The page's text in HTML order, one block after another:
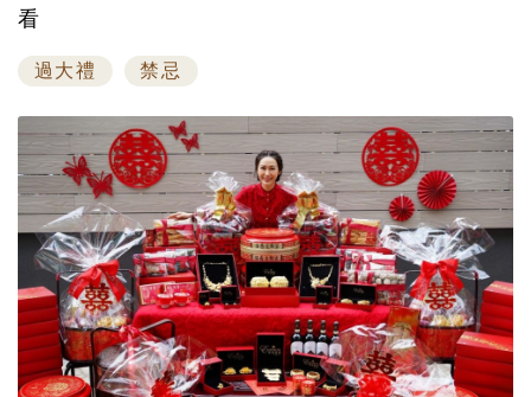
看
過大禮 禁忌